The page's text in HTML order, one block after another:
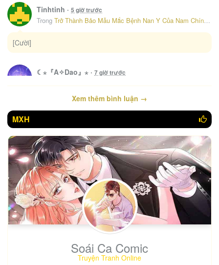
Tinhtinh · 5 giờ trước
Trong Trở Thành Bảo Mẫu Mắc Bệnh Nan Y Của Nam Chính Hắc Ám – Chap 17
[Cười]
☾⋆『A✧Dao』⋆ · 7 giờ trước
☾⋆『A✧Dao』⋆·7 giờ trước
TrongThiên Kim Thật Là Đại Lão Toàn Năng – Chap 97
-)
☾⋆『A✧Dao』⋆· 7 giờ trước
TrongThiên Kim Thật Là Đại Lão Toàn Năng – Chap 96
☾⋆『A✧Dao』⋆·7 giờ trước
Xem thêm bình luận →
MXH
Soái Ca Comic
Truyện Tranh Online